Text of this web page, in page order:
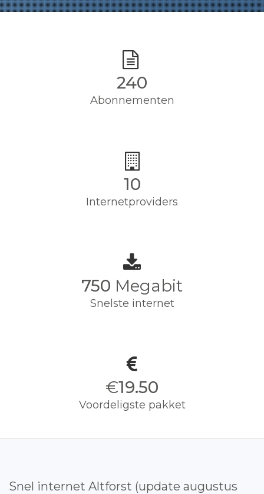
240
Abonnementen
10
Internetproviders
750 Megabit
Snelste internet
€19.50
Voordeligste pakket
Snel internet Altforst (update augustus